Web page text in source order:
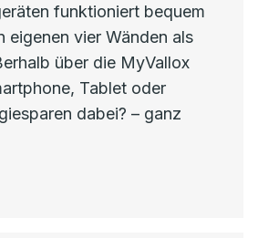
funktioniert bequem
eigenen vier Wänden als
über die MyVallox
Tablet oder
dabei? – ganz